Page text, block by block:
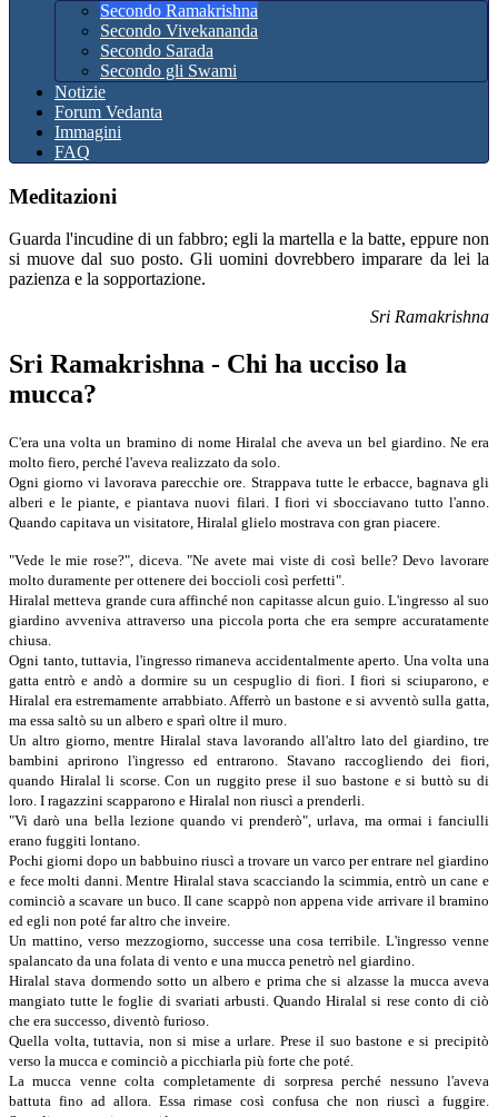
Secondo Ramakrishna
Secondo Vivekananda
Secondo Sarada
Secondo gli Swami
Notizie
Forum Vedanta
Immagini
FAQ
Meditazioni
Guarda l'incudine di un fabbro; egli la martella e la batte, eppure non
si muove dal suo posto. Gli uomini dovrebbero imparare da lei la
pazienza e la sopportazione.
Sri Ramakrishna
Sri Ramakrishna - Chi ha ucciso la
mucca?
C'era una volta un bramino di nome Hiralal che aveva un bel giardino. Ne era
molto fiero, perché l'aveva realizzato da solo.
Ogni giorno vi lavorava parecchie ore. Strappava tutte le erbacce, bagnava gli
alberi e le piante, e piantava nuovi filari. I fiori vi sbocciavano tutto l'anno.
Quando capitava un visitatore, Hiralal glielo mostrava con gran piacere.
"Vede le mie rose?", diceva. "Ne avete mai viste di così belle? Devo lavorare
molto duramente per ottenere dei boccioli così perfetti".
Hiralal metteva grande cura affinché non capitasse alcun guio. L'ingresso al suo
giardino avveniva attraverso una piccola porta che era sempre accuratamente
chiusa.
Ogni tanto, tuttavia, l'ingresso rimaneva accidentalmente aperto. Una volta una
gatta entrò e andò a dormire su un cespuglio di fiori. I fiori si sciuparono, e
Hiralal era estremamente arrabbiato. Afferrò un bastone e si avventò sulla gatta,
ma essa saltò su un albero e sparì oltre il muro.
Un altro giorno, mentre Hiralal stava lavorando all'altro lato del giardino, tre
bambini aprirono l'ingresso ed entrarono. Stavano raccogliendo dei fiori,
quando Hiralal li scorse. Con un ruggito prese il suo bastone e si buttò su di
loro. I ragazzini scapparono e Hiralal non riuscì a prenderli.
"Vi darò una bella lezione quando vi prenderò", urlava, ma ormai i fanciulli
erano fuggiti lontano.
Pochi giorni dopo un babbuino riuscì a trovare un varco per entrare nel giardino
e fece molti danni. Mentre Hiralal stava scacciando la scimmia, entrò un cane e
cominciò a scavare un buco. Il cane scappò non appena vide arrivare il bramino
ed egli non poté far altro che inveire.
Un mattino, verso mezzogiorno, successe una cosa terribile. L'ingresso venne
spalancato da una folata di vento e una mucca penetrò nel giardino.
Hiralal stava dormendo sotto un albero e prima che si alzasse la mucca aveva
mangiato tutte le foglie di svariati arbusti. Quando Hiralal si rese conto di ciò
che era successo, diventò furioso.
Quella volta, tuttavia, non si mise a urlare. Prese il suo bastone e si precipitò
verso la mucca e cominciò a picchiarla più forte che poté.
La mucca venne colta completamente di sorpresa perché nessuno l'aveva
battuta fino ad allora. Essa rimase così confusa che non riuscì a fuggire.